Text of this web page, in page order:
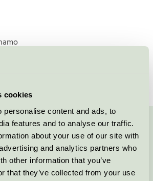
cookies
personalise content and ads, to
features and to analyse our traffic.
about your use of our site with
and analytics partners who
other information that you’ve
that they’ve collected from your use
55 55 24 00eller via formuläret: